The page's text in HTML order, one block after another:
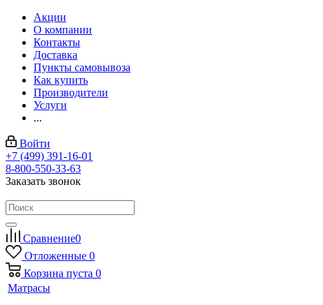
Акции
О компании
Контакты
Доставка
Пункты самовывоза
Как купить
Производители
Услуги
...
Войти
+7 (499) 391-16-01
8-800-550-33-63
Заказать звонок
Сравнение0
Отложенные 0
Корзина пуста 0
Матрасы